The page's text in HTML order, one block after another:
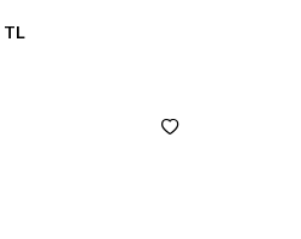
TL